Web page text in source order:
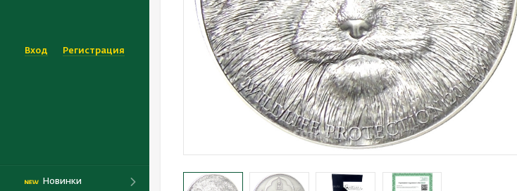
Вход Регистрация
Новинки